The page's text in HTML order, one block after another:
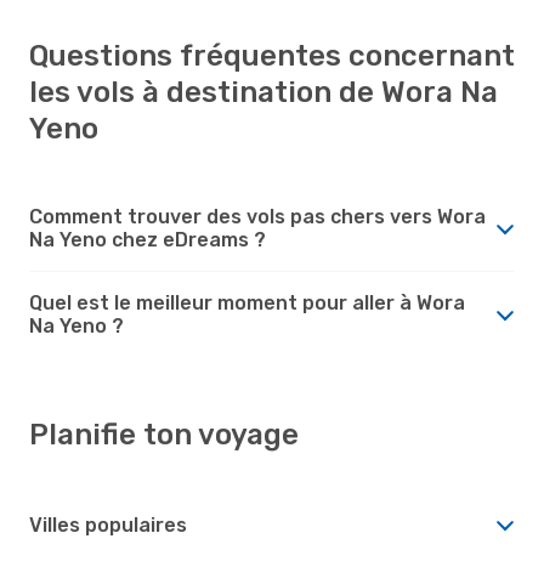
Questions fréquentes concernant
les vols à destination de Wora Na
Yeno
Comment trouver des vols pas chers vers Wora
Na Yeno chez eDreams ?
Quel est le meilleur moment pour aller à Wora
Na Yeno ?
Planifie ton voyage
Villes populaires